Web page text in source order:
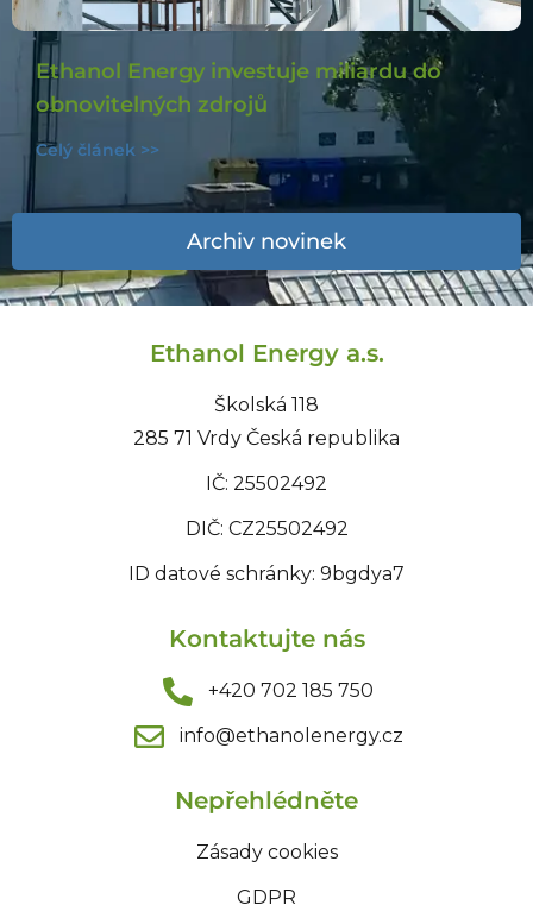
Ethanol Energy investuje miliardu do
obnovitelných zdrojů
Celý článek >>
Archiv novinek
Ethanol Energy a.s.
Školská 118
285 71 Vrdy Česká republika
IČ: 25502492
DIČ: CZ25502492
ID datové schránky: 9bgdya7
Kontaktujte nás
+420 702 185 750
info@ethanolenergy.cz​
Nepřehlédněte
Zásady cookies
GDPR